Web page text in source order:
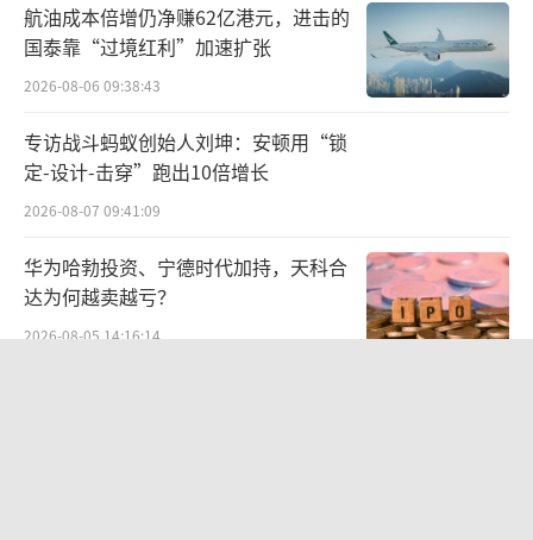
航油成本倍增仍净赚62亿港元，进击的
国泰靠“过境红利”加速扩张
2026-08-06 09:38:43
专访战斗蚂蚁创始人刘坤：安顿用“锁
定-设计-击穿”跑出10倍增长
2026-08-07 09:41:09
华为哈勃投资、宁德时代加持，天科合
达为何越卖越亏？
2026-08-05 14:16:14